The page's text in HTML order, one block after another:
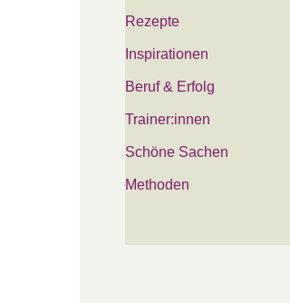
Rezepte
Inspirationen
Beruf & Erfolg
Trainer:innen
Schöne Sachen
Methoden